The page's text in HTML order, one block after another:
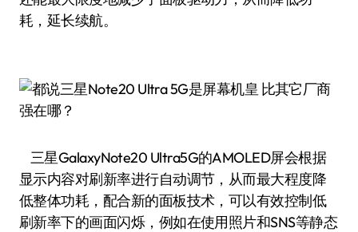
耗，延长续航。
三星GalaxyNote20 Ultra5G的AMOLED屏会根据
显示内容对刷新率进行自动调节，从而最大程度降
低整体功耗，配合新的面板技术，可以有效控制低
刷新率下的画面闪烁，例如在使用照片和SNS等静态